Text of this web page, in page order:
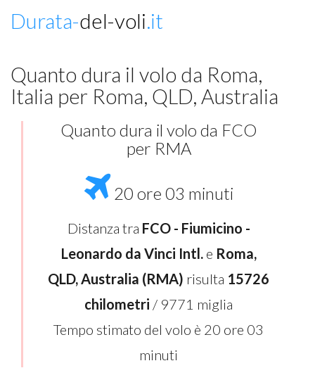
Durata-del-voli.it
Quanto dura il volo da Roma,
Italia per Roma, QLD, Australia
Quanto dura il volo da FCO
per RMA
20 ore 03 minuti
Distanza tra FCO - Fiumicino -
Leonardo da Vinci Intl.e Roma,
QLD, Australia (RMA) risulta 15726
chilometri / 9771 miglia
Tempo stimato del volo è 20 ore 03
minuti